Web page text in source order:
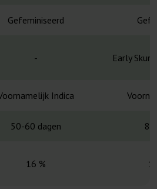
Gefeminiseerd
- Early
Indica
50-60 dagen 8-
16 %